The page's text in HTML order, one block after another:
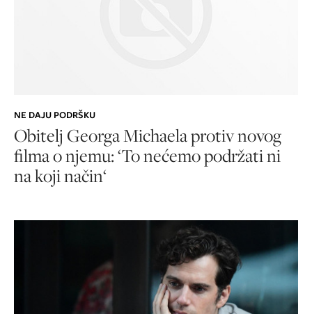
NE DAJU PODRŠKU
Obitelj Georga Michaela protiv novog
filma o njemu: ‘To nećemo podržati ni
na koji način‘